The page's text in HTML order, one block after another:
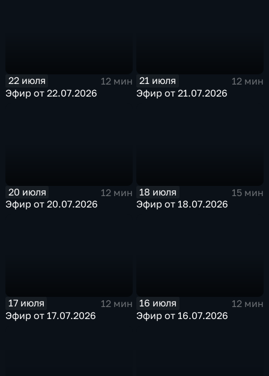
22 июля
12 мин
Эфир от 22.07.2026
21 июля
12 мин
Эфир от 21.07.2026
20 июля
12 мин
Эфир от 20.07.2026
18 июля
15 мин
Эфир от 18.07.2026
17 июля
12 мин
Эфир от 17.07.2026
16 июля
12 мин
Эфир от 16.07.2026